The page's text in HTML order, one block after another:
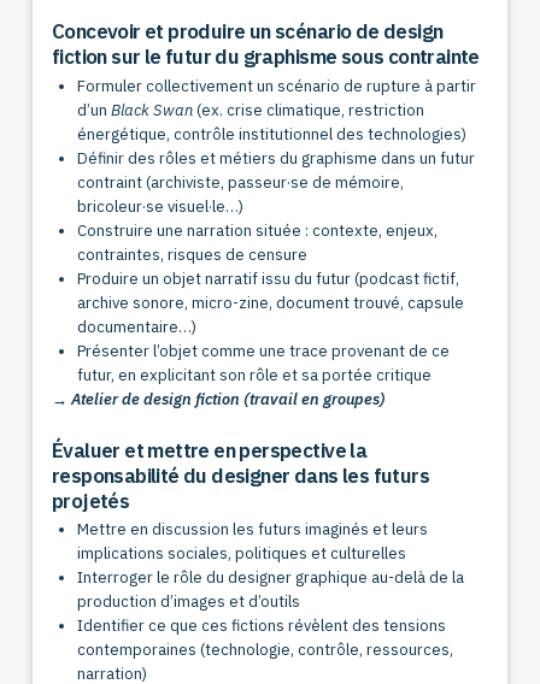
Concevoir et produire un scénario de design
fiction sur le futur du graphisme sous contrainte
Formuler collectivement un scénario de rupture à partir
d’unBlack Swan(ex. crise climatique, restriction
énergétique, contrôle institutionnel des technologies)
Définir des rôles et métiers du graphisme dans un futur
contraint (archiviste, passeur·se de mémoire,
bricoleur·se visuel·le…)
Construire une narration située : contexte, enjeux,
contraintes, risques de censure
Produire un objet narratif issu du futur (podcast fictif,
archive sonore, micro-zine, document trouvé, capsule
documentaire…)
Présenter l’objet comme une trace provenant de ce
futur, en explicitant son rôle et sa portée critique
→ Atelier de design fiction (travail en groupes)
Évaluer et mettre en perspective la
responsabilité du designer dans les futurs
projetés
Mettre en discussion les futurs imaginés et leurs
implications sociales, politiques et culturelles
Interroger le rôle du designer graphique au-delà de la
production d’images et d’outils
Identifier ce que ces fictions révèlent des tensions
contemporaines (technologie, contrôle, ressources,
narration)